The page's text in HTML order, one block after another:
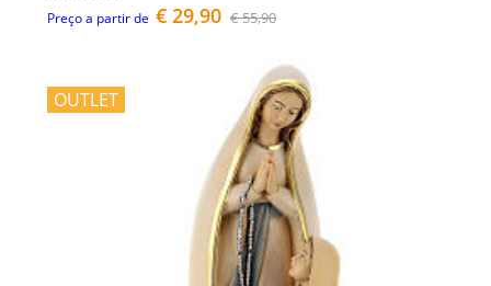
Preço a partir de € 29,90 € 55,90
OUTLET